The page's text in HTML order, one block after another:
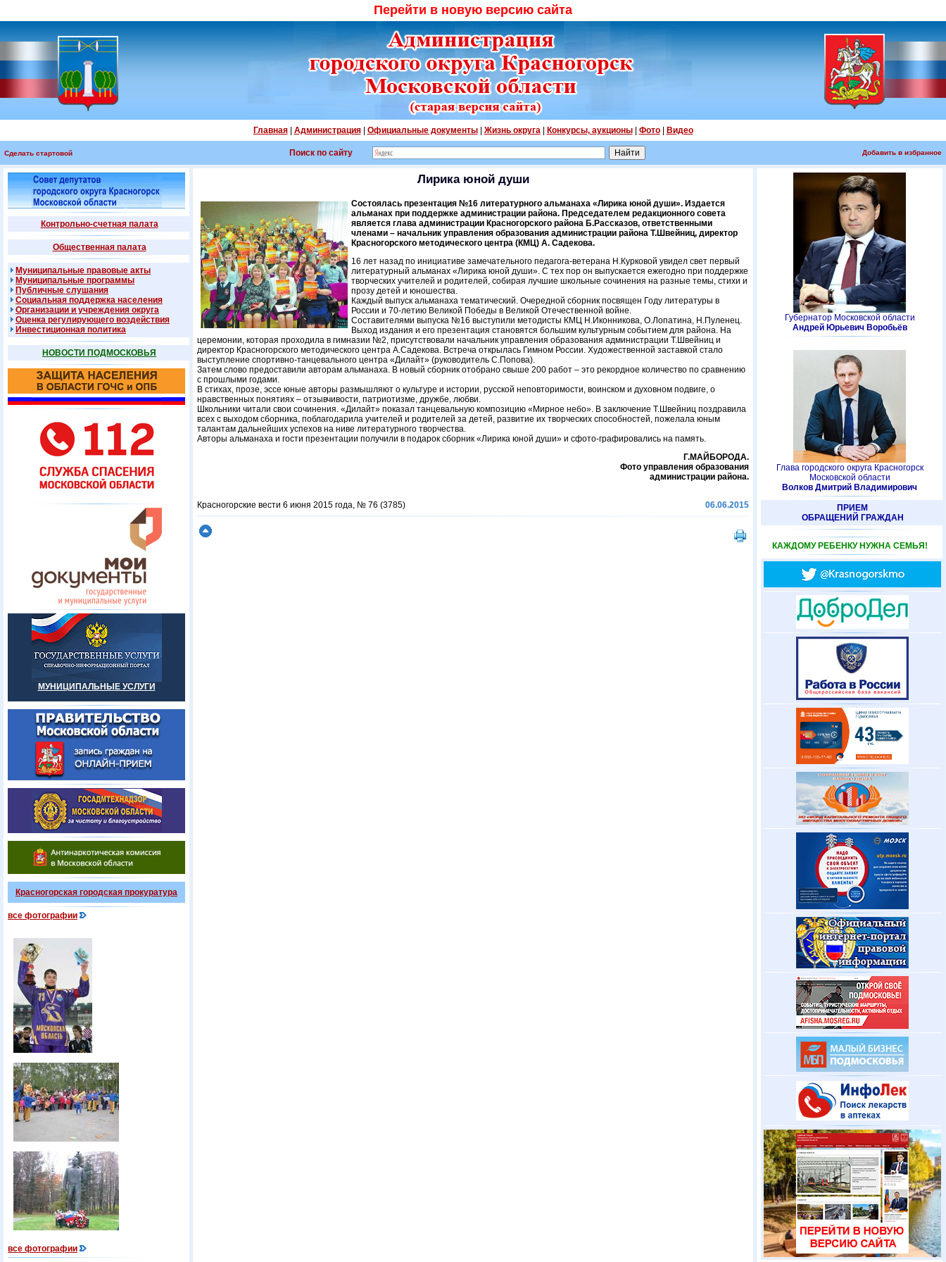
Перейти в новую версию сайта
Главная| Администрация| Официальные документы| Жизнь округа| Конкурсы, аукционы| Фото| Видео
Сделать стартовой Поиск по сайту Добавить в избранное
Контрольно-счетная палата
Общественная палата
Муниципальные правовые акты
Муниципальные программы
Публичные слушания
Социальная поддержка населения
Организации и учреждения округа
Оценка регулирующего воздействия
Инвестиционная политика
НОВОСТИ ПОДМОСКОВЬЯ
МУНИЦИПАЛЬНЫЕ УСЛУГИ
Красногорская городская прокуратура
все фотографии
все фотографии
Лирика юной души
Состоялась презентация №16 литературного альманаха «Лирика юной души». Издается
альманах при поддержке администрации района. Председателем редакционного совета
является глава администрации Красногорского района Б.Рассказов, ответственными
членами – начальник управления образования администрации района Т.Швейниц, директор
Красногорского методического центра (КМЦ) А. Садекова.
16 лет назад по инициативе замечательного педагога-ветерана Н.Курковой увидел свет первый
литературный альманах «Лирика юной души». С тех пор он выпускается ежегодно при поддержке
творческих учителей и родителей, собирая лучшие школьные сочинения на разные темы, стихи и
прозу детей и юношества.
Каждый выпуск альманаха тематический. Очередной сборник посвящен Году литературы в
России и 70-летию Великой Победы в Великой Отечественной войне.
Составителями выпуска №16 выступили методисты КМЦ Н.Иконникова, О.Лопатина, Н.Пуленец.
Выход издания и его презентация становятся большим культурным событием для района. На
церемонии, которая проходила в гимназии №2, присутствовали начальник управления образования администрации Т.Швейниц и
директор Красногорского методического центра А.Садекова. Встреча открылась Гимном России. Художественной заставкой стало
выступление спортивно-танцевального центра «Дилайт» (руководитель С.Попова).
Затем слово предоставили авторам альманаха. В новый сборник отобрано свыше 200 работ – это рекордное количество по сравнению
с прошлыми годами.
В стихах, прозе, эссе юные авторы размышляют о культуре и истории, русской неповторимости, воинском и духовном подвиге, о
нравственных понятиях – отзывчивости, патриотизме, дружбе, любви.
Школьники читали свои сочинения. «Дилайт» показал танцевальную композицию «Мирное небо». В заключение Т.Швейниц поздравила
всех с выходом сборника, поблагодарила учителей и родителей за детей, развитие их творческих способностей, пожелала юным
талантам дальнейших успехов на ниве литературного творчества.
Авторы альманаха и гости презентации получили в подарок сборник «Лирика юной души» и сфото-графировались на память.
Г.МАЙБОРОДА.
Фото управления образования
администрации района.
Красногорские вести 6 июня 2015 года, № 76 (3785) 06.06.2015
Губернатор Московской области
Андрей Юрьевич Воробьёв
Глава городского округа Красногорск
Московской области
Волков Дмитрий Владимирович
ПРИЕМ
ОБРАЩЕНИЙ ГРАЖДАН
КАЖДОМУ РЕБЕНКУ НУЖНА СЕМЬЯ!